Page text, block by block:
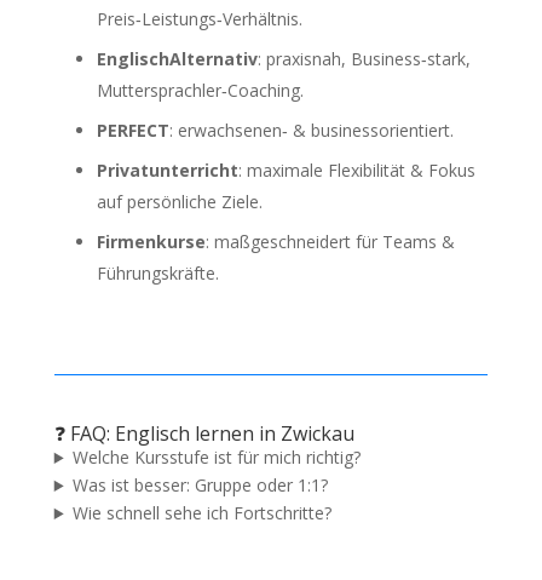
Preis‑Leistungs‑Verhältnis.
EnglischAlternativ: praxisnah, Business‑stark,
Muttersprachler‑Coaching.
PERFECT: erwachsenen‑ & businessorientiert.
Privatunterricht: maximale Flexibilität & Fokus
auf persönliche Ziele.
Firmenkurse: maßgeschneidert für Teams &
Führungskräfte.
❓ FAQ: Englisch lernen in Zwickau
Welche Kursstufe ist für mich richtig?
Was ist besser: Gruppe oder 1:1?
Wie schnell sehe ich Fortschritte?